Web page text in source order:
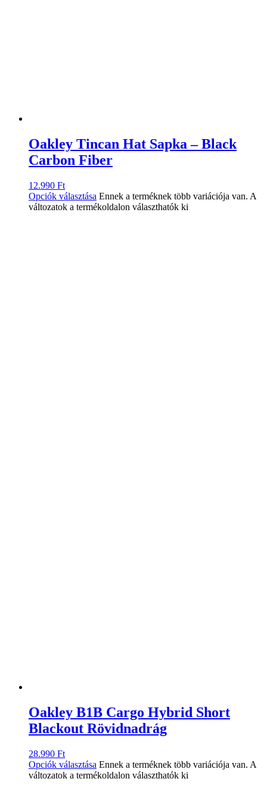
Oakley Tincan Hat Sapka – Black
Carbon Fiber
12.990 Ft
Opciók választása Ennek a terméknek több variációja van. A
változatok a termékoldalon választhatók ki
Oakley B1B Cargo Hybrid Short
Blackout Rövidnadrág
28.990 Ft
Opciók választása Ennek a terméknek több variációja van. A
változatok a termékoldalon választhatók ki